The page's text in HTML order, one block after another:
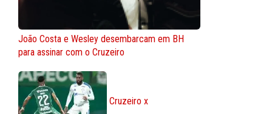
João Costa e Wesley desembarcam em BH
para assinar com o Cruzeiro
Cruzeiro x